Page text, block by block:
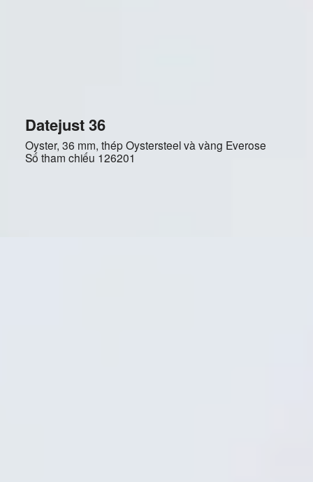
Datejust 36
Oyster, 36 mm, thép Oystersteel và vàng Everose
Số tham chiếu 126201